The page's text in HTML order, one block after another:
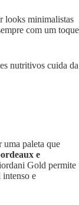
looks minimalistas
com um toque
nutritivos cuida da
uma paleta que
e
Gold permite
intenso e